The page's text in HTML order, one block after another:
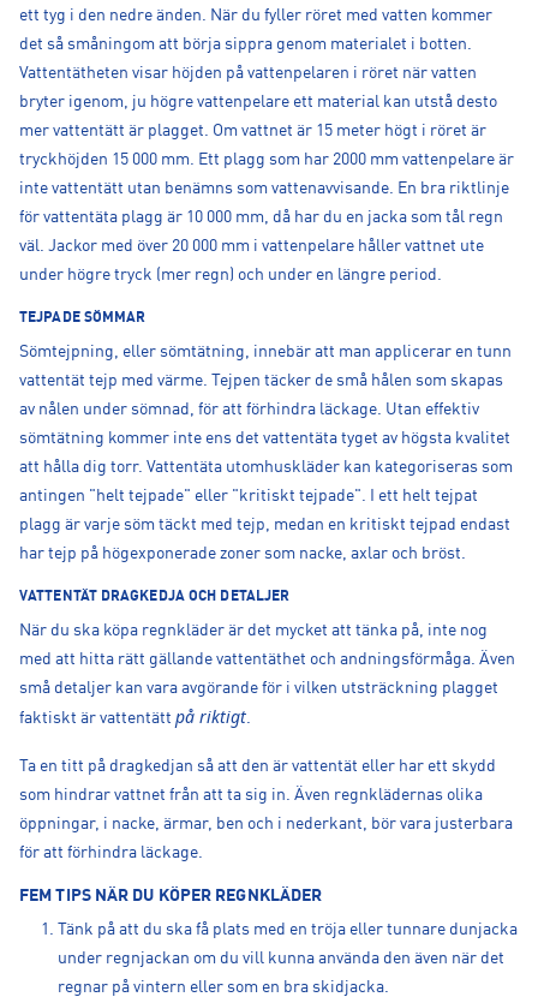
ett tyg i den nedre änden. När du fyller röret med vatten kommer
det så småningom att börja sippra genom materialet i botten.
Vattentätheten visar höjden på vattenpelaren i röret när vatten
bryter igenom, ju högre vattenpelare ett material kan utstå desto
mer vattentätt är plagget. Om vattnet är 15 meter högt i röret är
tryckhöjden 15 000 mm. Ett plagg som har 2000 mm vattenpelare är
inte vattentätt utan benämns som vattenavvisande. En bra riktlinje
för vattentäta plagg är 10 000 mm, då har du en jacka som tål regn
väl. Jackor med över 20 000 mm i vattenpelare håller vattnet ute
under högre tryck (mer regn) och under en längre period.
TEJPADE SÖMMAR
Sömtejpning, eller sömtätning, innebär att man applicerar en tunn
vattentät tejp med värme. Tejpen täcker de små hålen som skapas
av nålen under sömnad, för att förhindra läckage. Utan effektiv
sömtätning kommer inte ens det vattentäta tyget av högsta kvalitet
att hålla dig torr. Vattentäta utomhuskläder kan kategoriseras som
antingen "helt tejpade" eller "kritiskt tejpade". I ett helt tejpat
plagg är varje söm täckt med tejp, medan en kritiskt tejpad endast
har tejp på högexponerade zoner som nacke, axlar och bröst.
VATTENTÄT DRAGKEDJA OCH DETALJER
När du ska köpa regnkläder är det mycket att tänka på, inte nog
med att hitta rätt gällande vattentäthet och andningsförmåga. Även
små detaljer kan vara avgörande för i vilken utsträckning plagget
faktiskt är vattentätt på riktigt.
Ta en titt på dragkedjan så att den är vattentät eller har ett skydd
som hindrar vattnet från att ta sig in. Även regnklädernas olika
öppningar, i nacke, ärmar, ben och i nederkant, bör vara justerbara
för att förhindra läckage.
FEM TIPS NÄR DU KÖPER REGNKLÄDER
Tänk på att du ska få plats med en tröja eller tunnare dunjacka
under regnjackan om du vill kunna använda den även när det
regnar på vintern eller som en bra skidjacka.